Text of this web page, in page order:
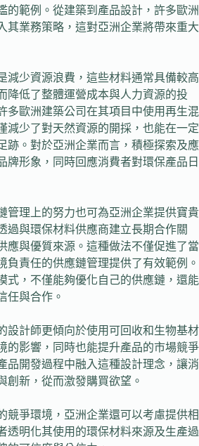
的範例。從建築到產品設計，許多歐洲
其業務策略，這對亞洲企業將帶來重大
減少資源浪費，這些材料通常具備較高
降低了整體運營成本與人力資源的投
多歐洲建築公司在其項目中使用再生混
減少了對天然資源的開採，也能在一定
跡。對於亞洲企業而言，積極探索及應
牌形象，同時回應消費者對環保產品日
管理上的努力也可為亞洲企業提供寶貴
過與環保材料供應商建立長期合作關
應與優質來源。這種做法不僅促進了當
負責任的供應鏈管理提供了有效範例。
式，不僅能夠優化自己的供應鏈，還能
任與合作。
設計師更傾向於使用可回收和生物基材
的影響，同時也能提升產品的市場競爭
品開發過程中融入這種設計理念，讓消
創新，從而激發購買欲望。
競爭環境，亞洲企業還可以考慮提供相
透明化其使用的環保材料來源及生產過